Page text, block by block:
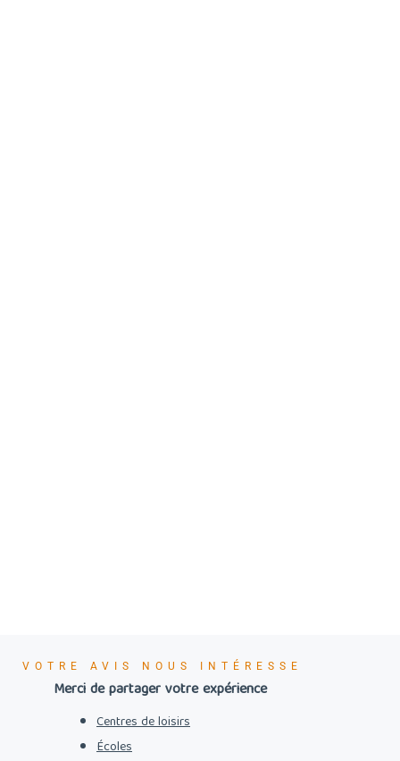
VOTRE AVIS NOUS INTÉRESSE
Merci de partager votre expérience
Centres de loisirs
Écoles